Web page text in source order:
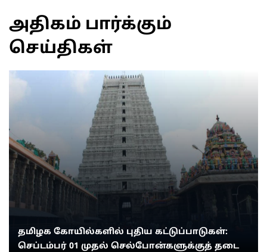
அதிகம் பார்க்கும்
செய்திகள்
தமிழக கோயில்களில் புதிய கட்டுப்பாடுகள்:
செப்டம்பர் 01 முதல் செல்போன்களுக்குத் தடை